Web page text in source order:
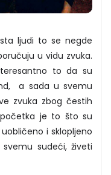
ljudi to se negde
u vidu zvuka.
to da su
a sada u svemu
zvuka zbog čestih
je to što su
i sklopljeno
sudeći, živeti